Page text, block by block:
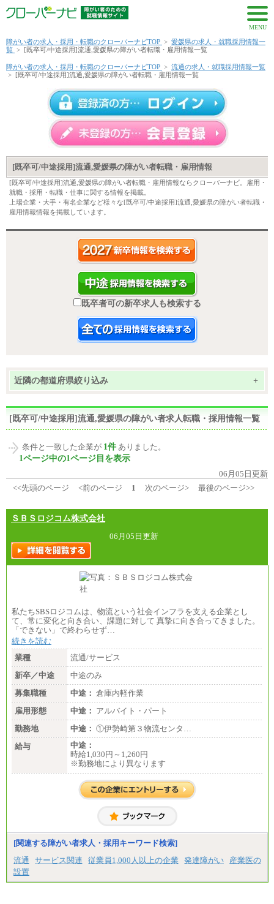
MENU
障がい者の求人・採用・転職のクローバーナビTOP > 愛媛県の求人・就職採用情報一
覧 > [既卒可/中途採用]流通,愛媛県の障がい者転職・雇用情報一覧
障がい者の求人・採用・転職のクローバーナビTOP > 流通の求人・就職採用情報一覧
> [既卒可/中途採用]流通,愛媛県の障がい者転職・雇用情報一覧
[既卒可/中途採用]流通,愛媛県の障がい者転職・雇用情報
[既卒可/中途採用]流通,愛媛県の障がい者転職・雇用情報ならクローバーナビ。雇用・
就職・採用・転職・仕事に関する情報を掲載。
上場企業・大手・有名企業など様々な[既卒可/中途採用]流通,愛媛県の障がい者転職・
雇用情報情報を掲載しています。
既卒者可の新卒求人も検索する
近隣の都道府県絞り込み +
[既卒可/中途採用]流通,愛媛県の障がい者求人転職・採用情報一覧
条件と一致した企業が 1件 ありました。
1ページ中の1ページ目を表示
06月05日更新
<<先頭のページ
<前のページ 1 次のページ> 最後のページ>>
ＳＢＳロジコム株式会社
06月05日更新
私たちSBSロジコムは、物流という社会インフラを支える企業とし
て、常に変化と向き合い、課題に対して 真摯に向き合ってきました。
「できない」で終わらせず…
続きを読む
業種
流通/サービス
新卒／中途
中途のみ
募集職種
中途： 倉庫内軽作業
雇用形態
中途： アルバイト・パート
勤務地
中途： ①伊勢崎第３物流センタ…
給与
中途：
時給1,030円～1,260円
※勤務地により異なります
[関連する障がい者求人・採用キーワード検索]
流通
サービス関連 従業員1,000人以上の企業 発達障がい
産業医の
設置